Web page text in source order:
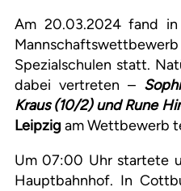
Am 20.03.2024 fand
Spezialschulen statt.
dabei vertreten –
Kraus (10/2) und Rune
Leipzig am Wettbewerb
Um 07:00 Uhr startete
Hauptbahnhof. In